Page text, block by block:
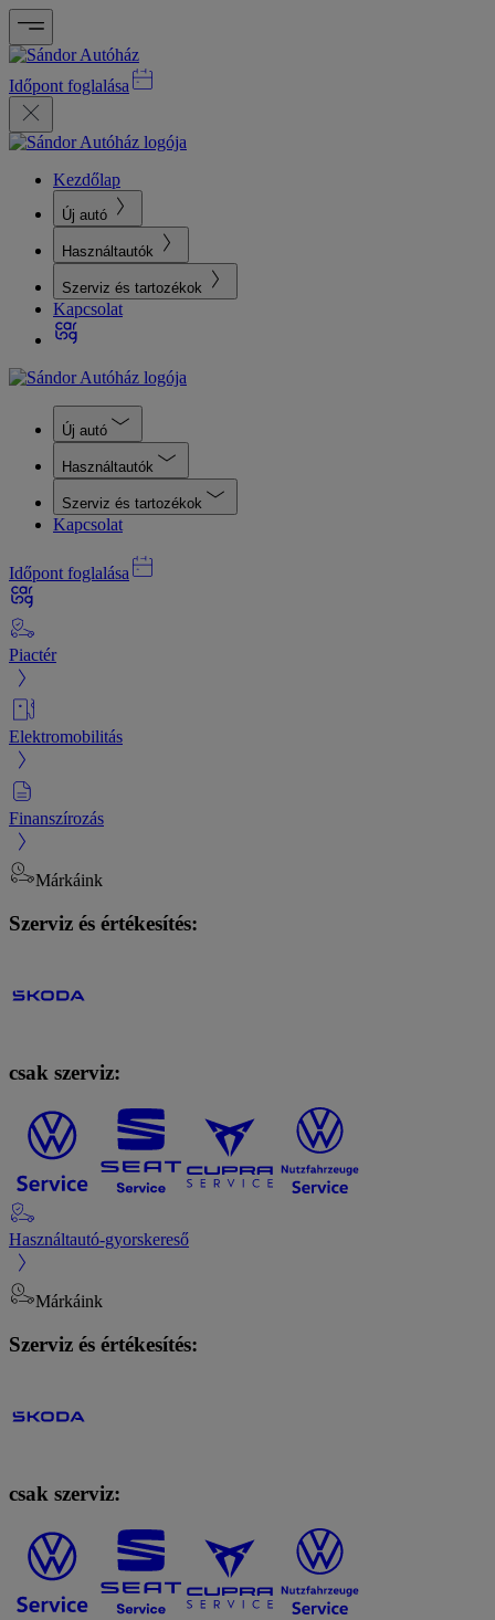
Időpont foglalása
Kezdőlap
Új autó
Használtautók
Szerviz és tartozékok
Kapcsolat
Új autó
Használtautók
Szerviz és tartozékok
Kapcsolat
Időpont foglalása
Piactér
Elektromobilitás
Finanszírozás
Márkáink
Szerviz és értékesítés:
csak szerviz:
Használtautó-gyorskereső
Márkáink
Szerviz és értékesítés:
csak szerviz: